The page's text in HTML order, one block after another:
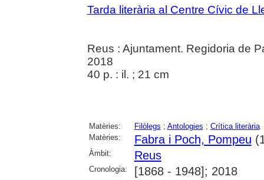
Tarda literària al Centre Cívic de
Reus : Ajuntament. Regidoria de
2018
40 p. : il. ; 21 cm
Matèries: Filòlegs ; Antologies ; Crítica literària
Matèries:
Fabra i Poch, Pompeu
Àmbit: Reus
Cronologia: [1868 - 1948]; 2018